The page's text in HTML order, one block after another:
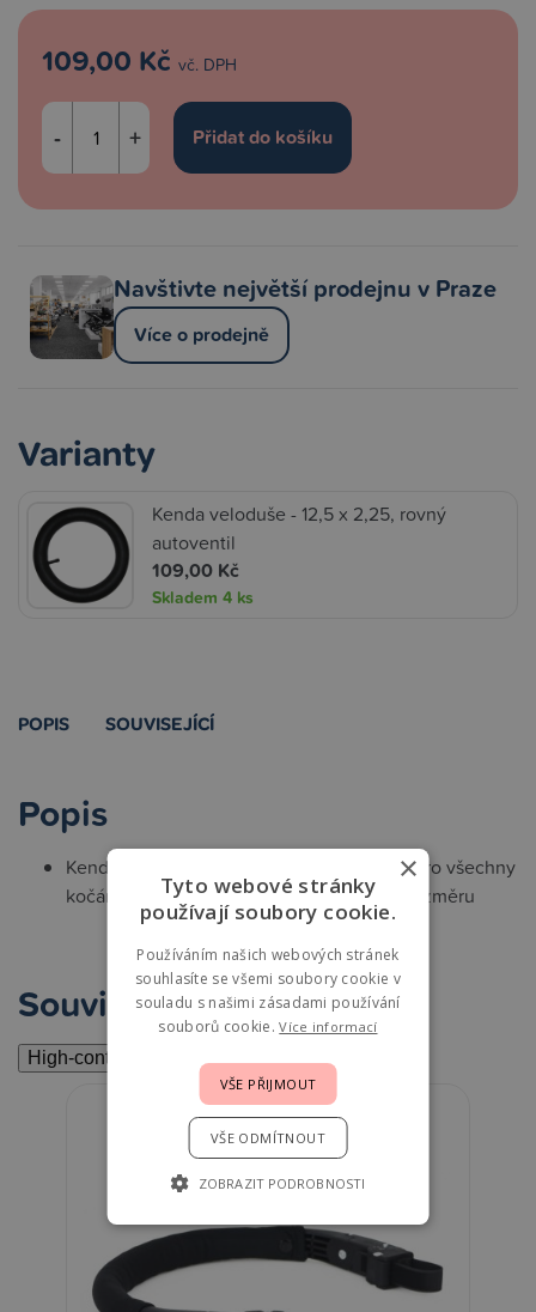
109,00 Kč vč. DPH
- +
Navštivte největší prodejnu v Praze
Více o prodejně
Varianty
Kenda veloduše - 12,5 x 2,25, rovný
autoventil
109,00 Kč
Skladem 4 ks
POPIS SOUVISEJÍCÍ
Popis
Kenda náhradní duše s ventilkem vhodná pro všechny
kočárky s nafukovacími koly příslušného rozměru
Související
High-contrast mode
×
Tyto webové stránky
používají soubory cookie.
Používáním našich webových stránek
souhlasíte se všemi soubory cookie v
souladu s našimi zásadami používání
souborů cookie.Více informací
VŠE PŘIJMOUT
VŠE ODMÍTNOUT
ZOBRAZIT PODROBNOSTI